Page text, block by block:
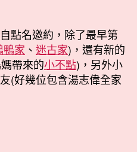
中
點名邀約，除了最早第
鴨家 、 迷古家)，還有新的
帶來的小不點)，另外小
(好幾位包含湯志偉全家